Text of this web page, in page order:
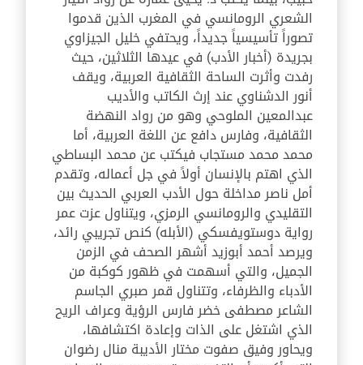
الشعري الرومانسي في المغرب الذين قدموا
تصوراً تأسيسياً جديداً، ويحتفي خليل الجيزاوي
بجريدة (أخبار الأدب) في عيدها الثلاثين، حيث
رفدت وأثرت الساحة الثقافية العربية، ويقف
أنور الدشناوي عند إرث الكاتب والأديب
عبدالمعين الملوحي وهو من رواد النهضة
الثقافية، وفارس دافع عن اللغة العربية، أما
محمد محمد مستجاب فيكتب عن محمد البساطي
الذي اهتم بالإنسان أولاً في جل أعماله، وتقدم
أمل ناصر مداخلة حول الأدب العربي الحديث بين
التقليدي والرومانسي الرمزي، ويتناول عزت عمر
رواية دوستويفسكي (الأبله) كنص تجريبي رائد،
ويرصد أحمد أبوزيد أشهر الصحف في الزمن
الجميل، والتي أسهمت في ظهور كوكبة من
الأدباء والظرفاء، وتتناول قمر صبري الجاسم
الشاعر مصطفى خضر فارس الرؤية وعراف الريح
الذي اشتغل على الذات وإعادة اكتشافها،
ويحاور وفيق صفوت مختار الأديبة منال رضوان